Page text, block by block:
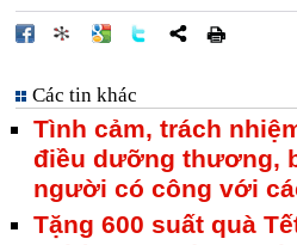
Các tin khác
Tình cảm, trách
điều dưỡng thương,
người có công với
Tặng 600 suất quà